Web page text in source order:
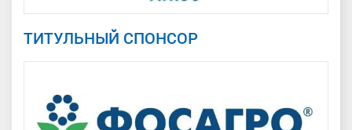
ТИТУЛЬНЫЙ СПОНСОР